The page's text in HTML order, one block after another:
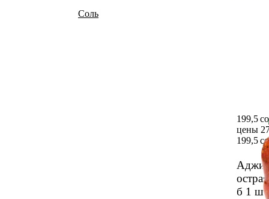
Соль
б 1
199,5
цены
199,5